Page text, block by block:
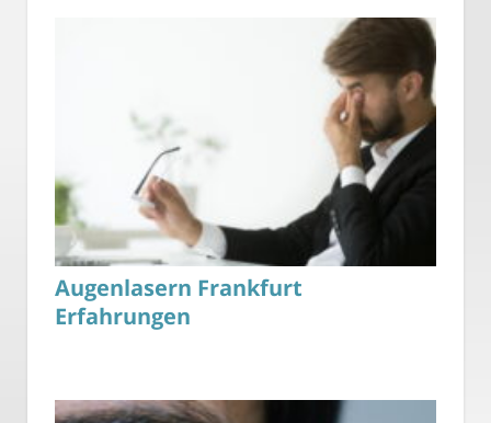
Augenlasern Frankfurt
Erfahrungen